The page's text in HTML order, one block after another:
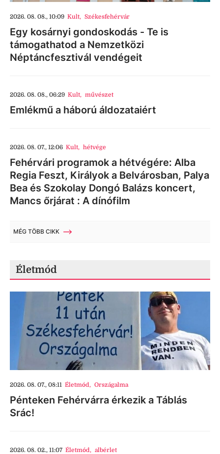
2026. 08. 08., 10:09 Kult, Székesfehérvár
Egy kosárnyi gondoskodás - Te is
támogathatod a Nemzetközi
Néptáncfesztivál vendégeit
2026. 08. 08., 06:29 Kult, művészet
Emlékmű a háború áldozataiért
2026. 08. 07., 12:06 Kult, hétvége
Fehérvári programok a hétvégére: Alba
Regia Feszt, Királyok a Belvárosban, Palya
Bea és Szokolay Dongó Balázs koncert,
Mancs őrjárat : A dínófilm
MÉG TÖBB CIKK
Életmód
2026. 08. 07., 08:11 Életmód, Országalma
Pénteken Fehérvárra érkezik a Táblás
Srác!
2026. 08. 02., 11:07 Életmód, albérlet